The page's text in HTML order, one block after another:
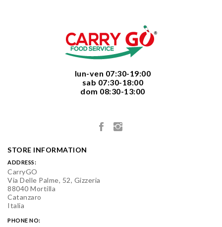
  lun-ven 07:30-19:00
  sab 07:30-18:00
  dom 08:30-13:00
STORE INFORMATION
ADDRESS:
CarryGO
Via Delle Palme, 52, Gizzeria
88040 Mortilla
Catanzaro
Italia
PHONE NO: